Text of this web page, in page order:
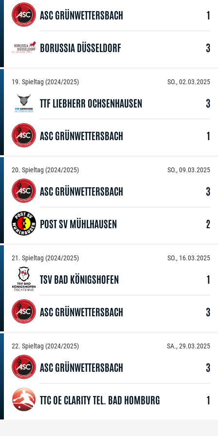
ASC GRÜNWETTERSBACH 1
BORUSSIA DÜSSELDORF 3
19. Spieltag (2024/2025) SO., 02.03.2025
TTF LIEBHERR OCHSENHAUSEN 3
ASC GRÜNWETTERSBACH 1
20. Spieltag (2024/2025) SO., 09.03.2025
ASC GRÜNWETTERSBACH 3
POST SV MÜHLHAUSEN 2
21. Spieltag (2024/2025) SO., 16.03.2025
TSV BAD KÖNIGSHOFEN 1
ASC GRÜNWETTERSBACH 3
22. Spieltag (2024/2025) SA., 29.03.2025
ASC GRÜNWETTERSBACH 3
TTC OE CLARITY TEL. BAD HOMBURG 1